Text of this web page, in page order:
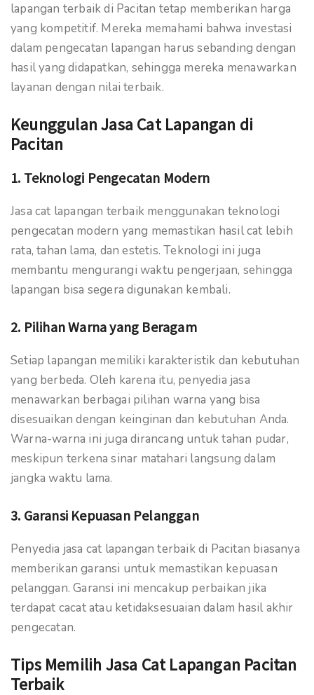
lapangan terbaik di Pacitan tetap memberikan harga
yang kompetitif. Mereka memahami bahwa investasi
dalam pengecatan lapangan harus sebanding dengan
hasil yang didapatkan, sehingga mereka menawarkan
layanan dengan nilai terbaik.
Keunggulan Jasa Cat Lapangan di
Pacitan
1. Teknologi Pengecatan Modern
Jasa cat lapangan terbaik menggunakan teknologi
pengecatan modern yang memastikan hasil cat lebih
rata, tahan lama, dan estetis. Teknologi ini juga
membantu mengurangi waktu pengerjaan, sehingga
lapangan bisa segera digunakan kembali.
2. Pilihan Warna yang Beragam
Setiap lapangan memiliki karakteristik dan kebutuhan
yang berbeda. Oleh karena itu, penyedia jasa
menawarkan berbagai pilihan warna yang bisa
disesuaikan dengan keinginan dan kebutuhan Anda.
Warna-warna ini juga dirancang untuk tahan pudar,
meskipun terkena sinar matahari langsung dalam
jangka waktu lama.
3. Garansi Kepuasan Pelanggan
Penyedia jasa cat lapangan terbaik di Pacitan biasanya
memberikan garansi untuk memastikan kepuasan
pelanggan. Garansi ini mencakup perbaikan jika
terdapat cacat atau ketidaksesuaian dalam hasil akhir
pengecatan.
Tips Memilih Jasa Cat Lapangan Pacitan
Terbaik